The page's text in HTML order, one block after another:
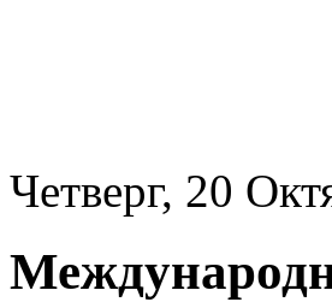
Четверг, 20